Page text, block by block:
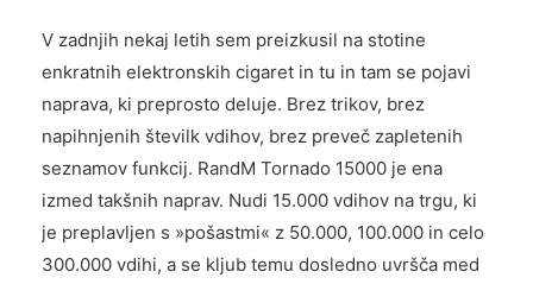
V zadnjih nekaj letih sem preizkusil na stotine
enkratnih elektronskih cigaret in tu in tam se pojavi
naprava, ki preprosto deluje. Brez trikov, brez
napihnjenih številk vdihov, brez preveč zapletenih
seznamov funkcij. RandM Tornado 15000 je ena
izmed takšnih naprav. Nudi 15.000 vdihov na trgu, ki
je preplavljen s »pošastmi« z 50.000, 100.000 in celo
300.000 vdihi, a se kljub temu dosledno uvršča med